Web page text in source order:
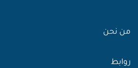
من نحن
روابط